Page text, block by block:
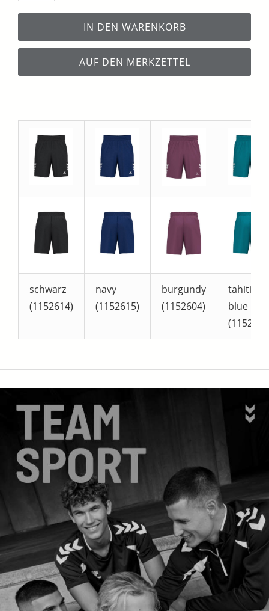
IN DEN WARENKORB
AUF DEN MERKZETTEL
schwarz
(1152614)
navy
(1152615)
burgundy
(1152604)
tahitian
blue